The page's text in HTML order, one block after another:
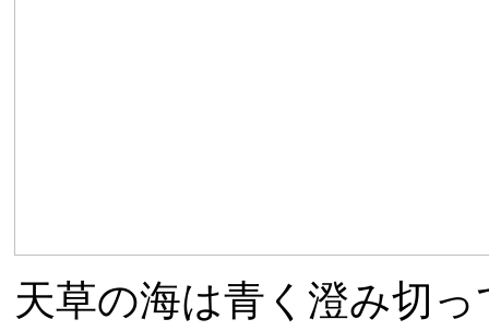
天草の海は青く澄み切